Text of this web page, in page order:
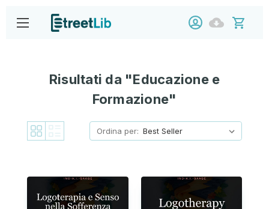
Risultati da "Educazione e
Formazione"
Ordina per: